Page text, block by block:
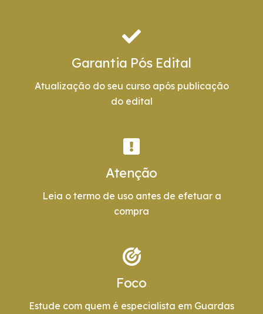
Garantia Pós Edital
Atualização do seu curso após publicação
do edital
Atenção
Leia o termo de uso antes de efetuar a
compra
Foco
Estude com quem é especialista em Guardas